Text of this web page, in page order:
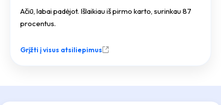
Ačiū, labai padėjot. Išlaikiau iš pirmo karto, surinkau 87
procentus.
Grįžti į visus atsiliepimus